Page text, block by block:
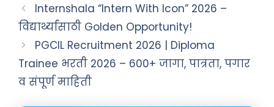
Internshala “Intern With Icon” 2026 –
विद्यार्थ्यांसाठी Golden Opportunity!
PGCIL Recruitment 2026 | Diploma
Trainee भरती 2026 – 600+ जागा, पात्रता, पगार
व संपूर्ण माहिती